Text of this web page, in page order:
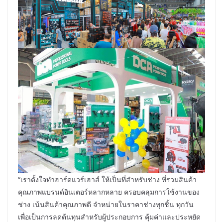
“เราตั้งใจทำฮาร์ดแวร์เฮาส์ ให้เป็นที่สำหรับช่าง ที่รวมสินค้า
คุณภาพแบรนด์อินเตอร์หลากหลาย ครอบคลุมการใช้งานของ
ช่าง เน้นสินค้าคุณภาพดี จำหน่ายในราคาช่างทุกชิ้น ทุกวัน
เพื่อเป็นการลดต้นทุนสำหรับผู้ประกอบการ คุ้มค่าและประหยัด